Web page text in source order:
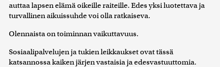
auttaa lapsen elämä oikeille raiteille. Edes yksi luotettava ja
turvallinen aikuissuhde voi olla ratkaiseva.
Olennaista on toiminnan vaikuttavuus.
Sosiaalipalvelujen ja tukien leikkaukset ovat tässä
katsannossa kaiken järjen vastaisia ja edesvastuuttomia.